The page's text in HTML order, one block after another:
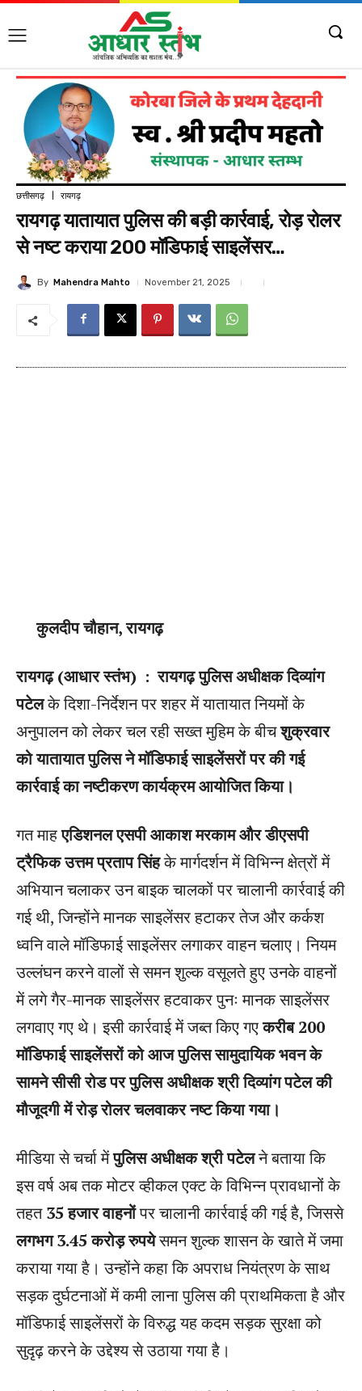
छत्तीसगढ़ रायगढ़
रायगढ़ यातायात पुलिस की बड़ी कार्रवाई, रोड़ रोलर
से नष्ट कराया 200 मॉडिफाई साइलेंसर…
By Mahendra Mahto November 21, 2025
कुलदीप चौहान, रायगढ़
रायगढ़ (आधार स्तंभ) : रायगढ़ पुलिस अधीक्षक दिव्यांग
पटेलके दिशा-निर्देशन पर शहर में यातायात नियमों के
अनुपालन को लेकर चल रही सख्त मुहिम के बीचशुक्रवार
को यातायात पुलिस ने मॉडिफाई साइलेंसरों पर की गई
कार्रवाई का नष्टीकरण कार्यक्रम आयोजित किया।
गत माहएडिशनल एसपी आकाश मरकाम और डीएसपी
ट्रैफिक उत्तम प्रताप सिंहके मार्गदर्शन में विभिन्न क्षेत्रों में
अभियान चलाकर उन बाइक चालकों पर चालानी कार्रवाई की
गई थी, जिन्होंने मानक साइलेंसर हटाकर तेज और कर्कश
ध्वनि वाले मॉडिफाई साइलेंसर लगाकर वाहन चलाए। नियम
उल्लंघन करने वालों से समन शुल्क वसूलते हुए उनके वाहनों
में लगे गैर-मानक साइलेंसर हटवाकर पुनः मानक साइलेंसर
लगवाए गए थे। इसी कार्रवाई में जब्त किए गएकरीब 200
मॉडिफाई साइलेंसरों को आज पुलिस सामुदायिक भवन के
सामने सीसी रोड पर पुलिस अधीक्षक श्री दिव्यांग पटेल की
मौजूदगी में रोड़ रोलर चलवाकर नष्ट किया गया।
मीडिया से चर्चा मेंपुलिस अधीक्षक श्री पटेलने बताया कि
इस वर्ष अब तक मोटर व्हीकल एक्ट के विभिन्न प्रावधानों के
तहत35 हजार वाहनोंपर चालानी कार्रवाई की गई है, जिससे
लगभग 3.45 करोड़ रुपयेसमन शुल्क शासन के खाते में जमा
कराया गया है। उन्होंने कहा कि अपराध नियंत्रण के साथ
सड़क दुर्घटनाओं में कमी लाना पुलिस की प्राथमिकता है और
मॉडिफाई साइलेंसरों के विरुद्ध यह कदम सड़क सुरक्षा को
सुदृढ़ करने के उद्देश्य से उठाया गया है।